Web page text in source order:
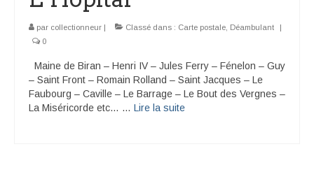
par collectionneur | Classé dans : Carte postale Déambulant
|
0
Maine de Biran – Henri IV – Jules Ferry – Fénelon – Guy
– Saint Front – Romain Rolland – Saint Jacques – Le
Faubourg – Caville – Le Barrage – Le Bout des Vergnes –
La Miséricorde etc… … Lire la suite­­